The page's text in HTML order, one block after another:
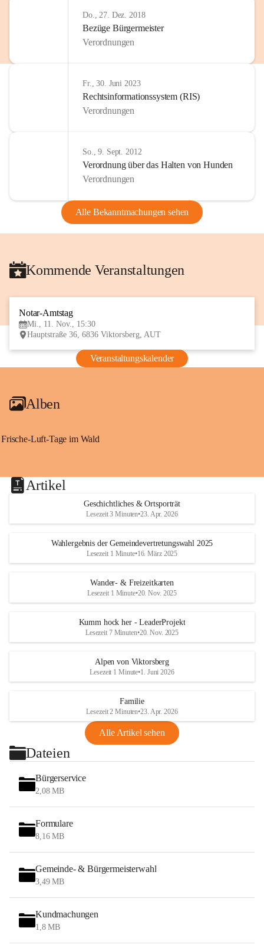
Do., 27. Dez. 2018
Bezüge Bürgermeister
Verordnungen
Fr., 30. Juni 2023
Rechtsinformationssystem (RIS)
Verordnungen
So., 9. Sept. 2012
Verordnung über das Halten von Hunden
Verordnungen
Alle Bekanntmachungen sehen
Kommende Veranstaltungen
Notar-Amtstag
Mi., 11. Nov., 15:30
Hauptstraße 36, 6836 Viktorsberg, AUT
Veranstaltungskalender
Alben
Frische-Luft-Tage im Wald
Artikel
Geschichtliches & Ortsporträt
Lesezeit 3 Minuten•23. Apr. 2026
Wahlergebnis der Gemeindevertretungswahl 2025
Lesezeit 1 Minute•16. März 2025
Wander- & Freizeitkarten
Lesezeit 1 Minute•20. Nov. 2025
Kumm hock her - LeaderProjekt
Lesezeit 7 Minuten•20. Nov. 2025
Alpen von Viktorsberg
Lesezeit 1 Minute•1. Juni 2026
Familie
Lesezeit 2 Minuten•23. Apr. 2026
Alle Artikel sehen
Dateien
Bürgerservice
2,08 MB
Formulare
8,16 MB
Gemeinde- & Bürgermeisterwahl
3,49 MB
Kundmachungen
1,8 MB